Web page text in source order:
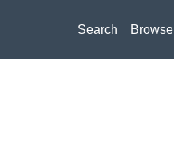
Search Browse